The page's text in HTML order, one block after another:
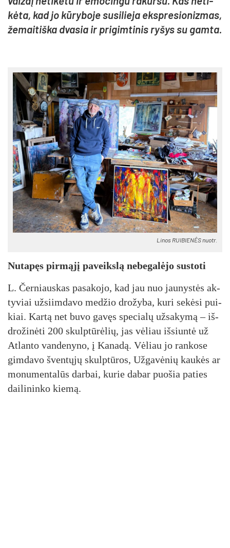
kė­ta, kad jo kū­ry­bo­je su­si­lie­ja eksp­re­sio­niz­mas,
že­mai­tiš­ka dva­sia ir pri­gim­ti­nis ry­šys su gam­ta.
Li­nos RUI­BIE­NĖS nuo­tr.
Nu­ta­pęs pir­mą­jį pa­veiks­lą ne­be­ga­lė­jo su­sto­ti
L. Čer­niaus­kas pa­sa­ko­jo, kad jau nuo jau­nys­tės ak­
ty­viai už­siim­da­vo me­džio dro­žy­ba, ku­ri se­kė­si pui­
kiai. Kar­tą net bu­vo ga­vęs spe­cia­lų už­sa­ky­mą – iš­
dro­ži­nė­ti 200 skulp­tū­rė­lių, jas vė­liau iš­siun­tė už
At­lan­to van­de­ny­no, į Ka­na­dą. Vė­liau jo ran­ko­se
gim­da­vo šven­tų­jų skulp­tū­ros, Už­ga­vė­nių kau­kės ar
mo­nu­men­ta­lūs dar­bai, ku­rie da­bar puo­šia pa­ties
dai­li­nin­ko kie­mą.